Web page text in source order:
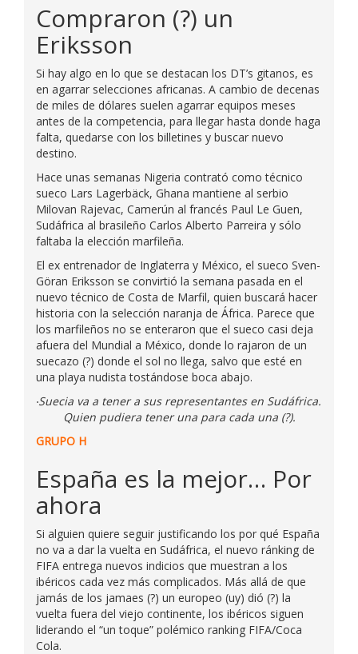
Compraron (?) un
Eriksson
Si hay algo en lo que se destacan los DT’s gitanos, es
en agarrar selecciones africanas. A cambio de decenas
de miles de dólares suelen agarrar equipos meses
antes de la competencia, para llegar hasta donde haga
falta, quedarse con los billetines y buscar nuevo
destino.
Hace unas semanas Nigeria contrató como técnico
sueco Lars Lagerbäck, Ghana mantiene al serbio
Milovan Rajevac, Camerún al francés Paul Le Guen,
Sudáfrica al brasileño Carlos Alberto Parreira y sólo
faltaba la elección marfileña.
El ex entrenador de Inglaterra y México, el sueco Sven-
Göran Eriksson se convirtió la semana pasada en el
nuevo técnico de Costa de Marfil, quien buscará hacer
historia con la selección naranja de África. Parece que
los marfileños no se enteraron que el sueco casi deja
afuera del Mundial a México, donde lo rajaron de un
suecazo (?) donde el sol no llega, salvo que esté en
una playa nudista tostándose boca abajo.
Suecia va a tener a sus representantes en Sudáfrica.
Quien pudiera tener una para cada una (?).
GRUPO H
España es la mejor… Por
ahora
Si alguien quiere seguir justificando los por qué España
no va a dar la vuelta en Sudáfrica, el nuevo ránking de
FIFA entrega nuevos indicios que muestran a los
ibéricos cada vez más complicados. Más allá de que
jamás de los jamaes (?) un europeo (uy) dió (?) la
vuelta fuera del viejo continente, los ibéricos siguen
liderando el “un toque” polémico ranking FIFA/Coca
Cola.